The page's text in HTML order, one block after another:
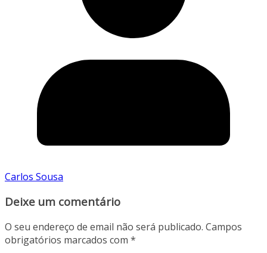
Carlos Sousa
Deixe um comentário
O seu endereço de email não será publicado. Campos
obrigatórios marcados com *